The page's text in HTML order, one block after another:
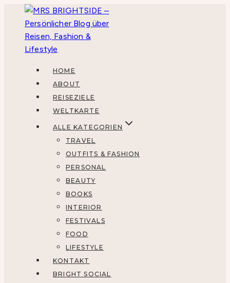
springen
HOME
ABOUT
REISEZIELE
WELTKARTE
ALLE KATEGORIEN
TRAVEL
OUTFITS & FASHION
PERSONAL
BEAUTY
BOOKS
INTERIOR
FESTIVALS
FOOD
LIFESTYLE
KONTAKT
BRIGHT SOCIAL